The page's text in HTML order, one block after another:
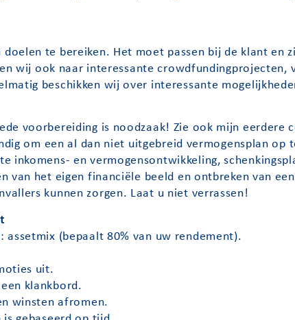
doelen te bereiken. Het moet passen bij de klant en
wij ook naar interessante crowdfundingprojecten,
beschikken wij over interessante
voorbereiding is noodzaak! Zie ook mijn eerdere
om een al dan niet uitgebreid vermogensplan op
inkomens- en vermogensontwikkeling,
van het eigen financiële beeld en ontbreken van
kunnen zorgen. Laat u niet verrassen!
(bepaalt 80% van uw rendement).
uit.
klankbord.
winsten afromen.